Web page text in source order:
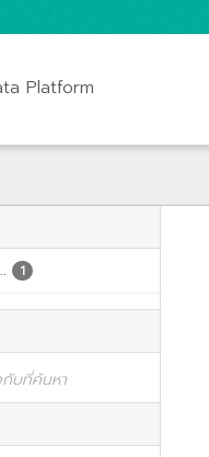
Platform
1
บที่ค้นหา